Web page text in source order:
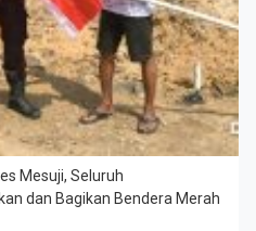
Mesuji, Seluruh
dan Bagikan Bendera Merah